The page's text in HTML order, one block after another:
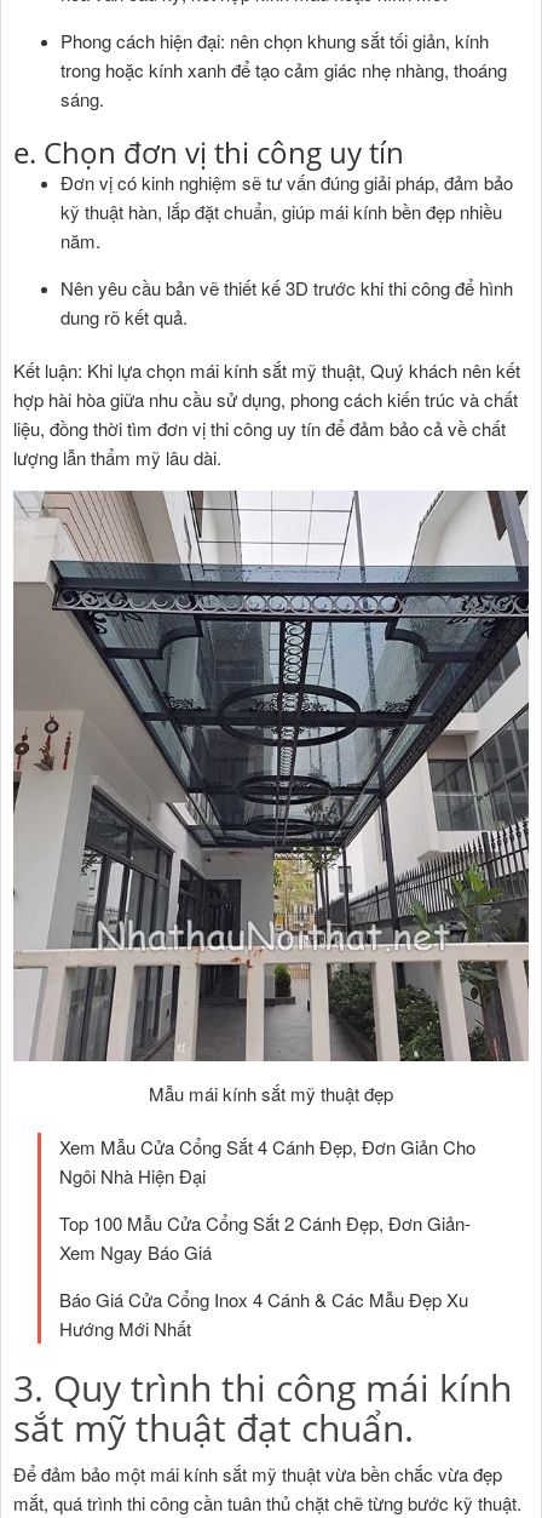
Phong cách hiện đại: nên chọn khung sắt tối giản, kính
trong hoặc kính xanh để tạo cảm giác nhẹ nhàng, thoáng
sáng.
e. Chọn đơn vị thi công uy tín
Đơn vị có kinh nghiệm sẽ tư vấn đúng giải pháp, đảm bảo
kỹ thuật hàn, lắp đặt chuẩn, giúp mái kính bền đẹp nhiều
năm.
Nên yêu cầu bản vẽ thiết kế 3D trước khi thi công để hình
dung rõ kết quả.
Kết luận: Khi lựa chọn mái kính sắt mỹ thuật, Quý khách nên kết
hợp hài hòa giữa nhu cầu sử dụng, phong cách kiến trúc và chất
liệu, đồng thời tìm đơn vị thi công uy tín để đảm bảo cả về chất
lượng lẫn thẩm mỹ lâu dài.
Mẫu mái kính sắt mỹ thuật đẹp
Xem Mẫu Cửa Cổng Sắt 4 Cánh Đẹp, Đơn Giản Cho
Ngôi Nhà Hiện Đại
Top 100 Mẫu Cửa Cổng Sắt 2 Cánh Đẹp, Đơn Giản-
Xem Ngay Báo Giá
Báo Giá Cửa Cổng Inox 4 Cánh & Các Mẫu Đẹp Xu
Hướng Mới Nhất
3. Quy trình thi công mái kính
sắt mỹ thuật đạt chuẩn.
Để đảm bảo một mái kính sắt mỹ thuật vừa bền chắc vừa đẹp
mắt, quá trình thi công cần tuân thủ chặt chẽ từng bước kỹ thuật.